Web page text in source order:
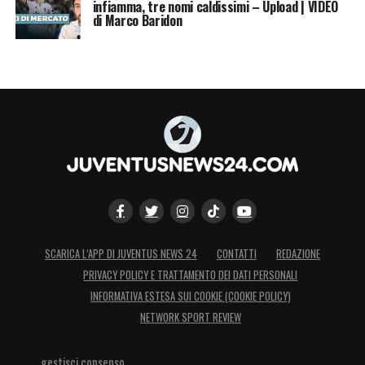
quattro uomini in avanti metterà
sicuramente in difficoltà
d’angolo:non sono dei grandi saltatori».
LA PLAYLIST DELLE NOSTRE TOP NEWS
infiamma, tre nomi caldissimi – Upload | VIDEO
di Marco Baridon
SCARICA L’APP DI JUVENTUS NEWS 24 CONTATTI
REDAZIONE
PRIVACY POLICY E TRATTAMENTO DEI DATI PERSONALI
INFORMATIVA ESTESA SUI COOKIE (COOKIE POLICY)
NETWORK SPORT REVIEW